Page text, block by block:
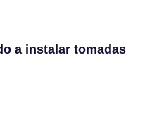
a instalar tomadas